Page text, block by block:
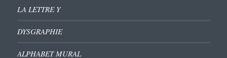
LA LETTRE Y
DYSGRAPHIE
ALPHABET MURAL